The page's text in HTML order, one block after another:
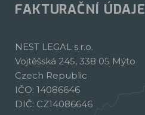
FAKTURAČNÍ ÚDAJE
NEST LEGAL s.r.o.
Vojtěšská 245, 338 05 Mýto
Czech Republic
IČO: 14086646
DIČ: CZ14086646